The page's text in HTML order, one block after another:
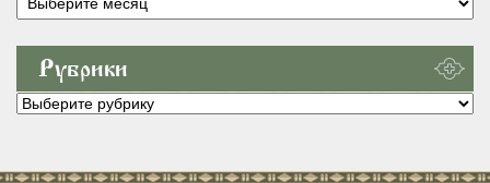
новостей
Рубрики
Рубрики